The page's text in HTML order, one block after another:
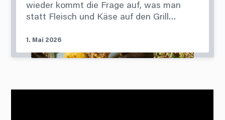
wieder kommt die Frage auf, was man
statt Fleisch und Käse auf den Grill…
1. Mai 2026